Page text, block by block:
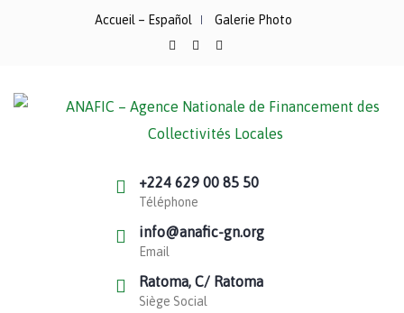
Accueil – Español Galerie Photo
+224 629 00 85 50
Téléphone
info@anafic-gn.org
Email
Ratoma, C/ Ratoma
Siège Social